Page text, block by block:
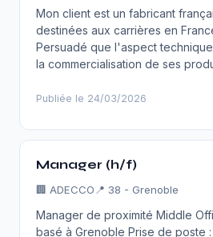
Mon client est un fabricant
destinées aux carrières en
Persuadé que l'aspect
la commercialisation de ses
Publiée le 24/03/2026
Manager (h/f)
🏢 ADECCO 📍 38 - Grenoble
Manager de proximité Middle
basé à Grenoble Prise de poste